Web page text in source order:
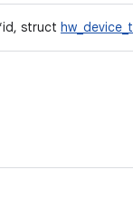
struct hw_device_t